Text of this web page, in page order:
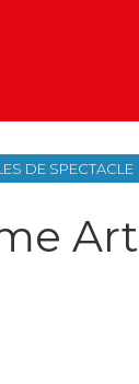
DE SPECTACLE
Art